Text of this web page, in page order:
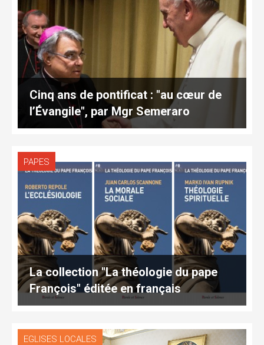
Cinq ans de pontificat : "au cœur de
l’Évangile", par Mgr Semeraro
PAPES
La collection "La théologie du pape
François" éditée en français
EGLISES LOCALES